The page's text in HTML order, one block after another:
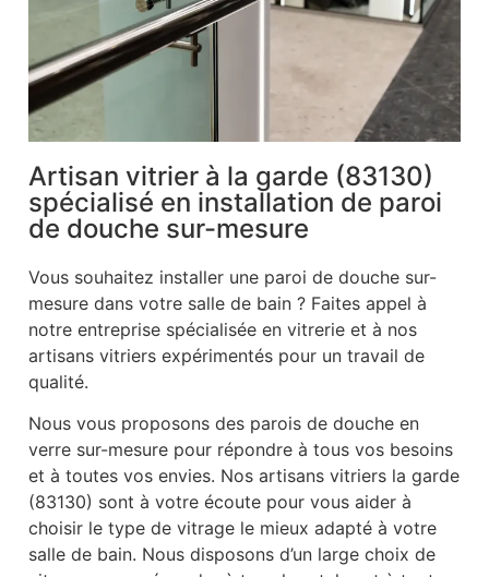
Artisan vitrier à la garde (83130)
spécialisé en installation de paroi
de douche sur-mesure
Vous souhaitez installer une paroi de douche sur-
mesure dans votre salle de bain ? Faites appel à
notre entreprise spécialisée en vitrerie et à nos
artisans vitriers expérimentés pour un travail de
qualité.
Nous vous proposons des parois de douche en
verre sur-mesure pour répondre à tous vos besoins
et à toutes vos envies. Nos artisans vitriers la garde
(83130) sont à votre écoute pour vous aider à
choisir le type de vitrage le mieux adapté à votre
salle de bain. Nous disposons d’un large choix de